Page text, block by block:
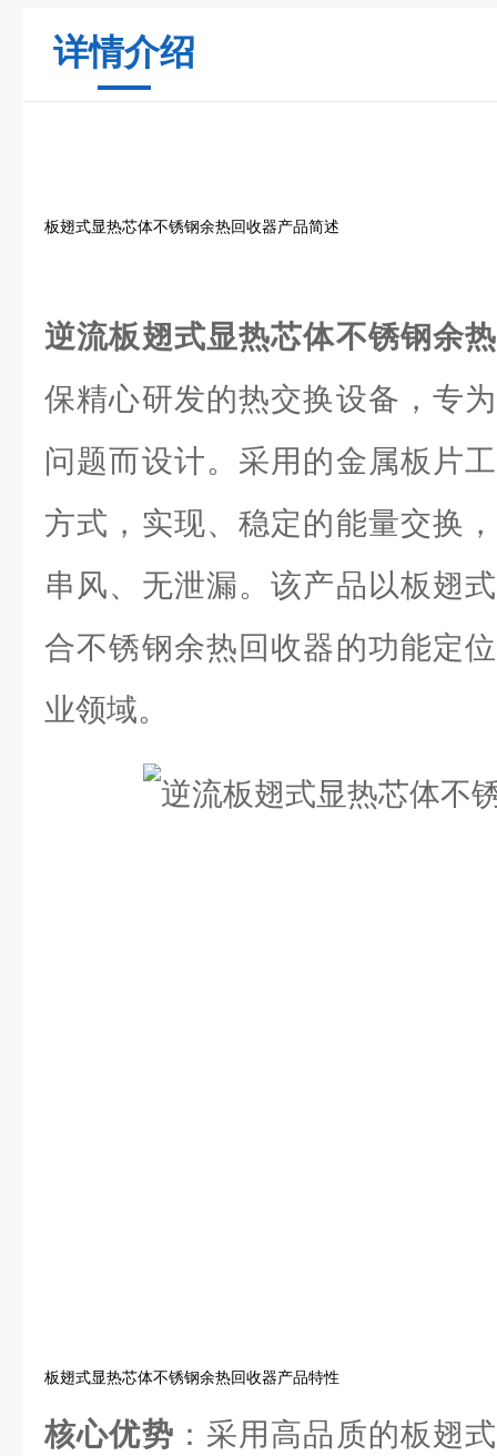
详情介绍
板翅式显热芯体不锈钢余热回收器产品简述
逆流板翅式显热芯体不锈钢余
保精心研发的热交换设备，专
问题而设计。采用的金属板片
方式，实现、稳定的能量交换
串风、无泄漏。该产品以板翅
合不锈钢余热回收器的功能定
业领域。
板翅式显热芯体不锈钢余热回收器产品特性
核心优势 ：采用高品质的板翅